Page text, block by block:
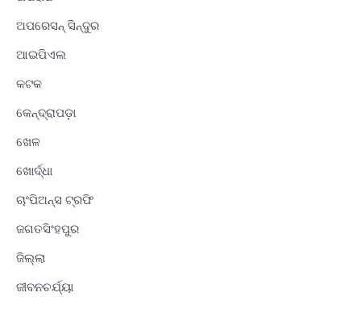
ଅପରେସନ୍ ସିନ୍ଦୁର
ଆଇପିଏଲ
କଟକ
କେନ୍ଦ୍ରାପଡ଼ା
ଖେଳ
ଖୋର୍ଦ୍ଧା
ଚାଂପିଅନ୍ସ ଟ୍ରଫି
ଜଗତସିଂହପୁର
ଜିଲ୍ଲା
ଜୀବନଚର୍ଯ୍ୟା